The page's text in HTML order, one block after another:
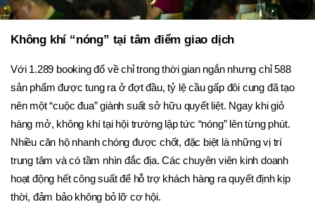
Không khí “nóng” tại tâm điểm giao dịch
Với 1.289 booking đổ về chỉ trong thời gian ngắn nhưng chỉ 588
sản phẩm được tung ra ở đợt đầu, tỷ lệ cầu gấp đôi cung đã tạo
nên một “cuộc đua” giành suất sở hữu quyết liệt. Ngay khi giỏ
hàng mở, không khí tại hội trường lập tức “nóng” lên từng phút.
Nhiều căn hộ nhanh chóng được chốt, đặc biệt là những vị trí
trung tâm và có tầm nhìn đắc địa. Các chuyên viên kinh doanh
hoạt động hết công suất để hỗ trợ khách hàng ra quyết định kịp
thời, đảm bảo không bỏ lỡ cơ hội.